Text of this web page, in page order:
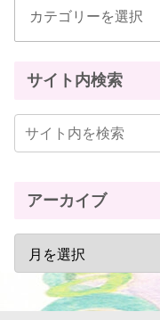
サイト内検索
アーカイブ